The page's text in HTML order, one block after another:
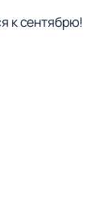
к сентябрю!